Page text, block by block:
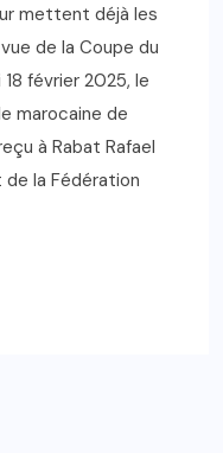
mettent déjà les
de la Coupe du
février 2025, le
marocaine de
à Rabat Rafael
la Fédération